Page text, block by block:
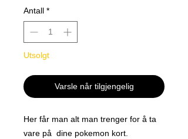
Antall *
Utsolgt
Varsle når tilgjengelig
Her får man alt man trenger for å ta
vare på dine pokemon kort.